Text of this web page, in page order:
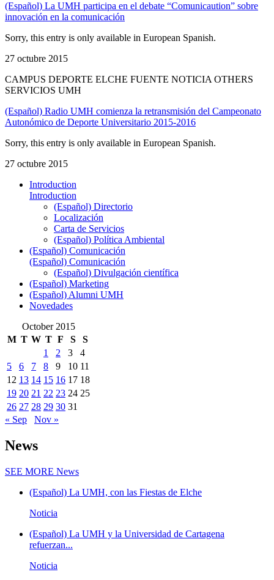
(Español) La UMH participa en el debate “Comunicaution” sobre
innovación en la comunicación
Sorry, this entry is only available in European Spanish.
27 octubre 2015
CAMPUS DEPORTE ELCHE FUENTE NOTICIA OTHERS
SERVICIOS UMH
(Español) Radio UMH comienza la retransmisión del Campeonato
Autonómico de Deporte Universitario 2015-2016
Sorry, this entry is only available in European Spanish.
27 octubre 2015
Introduction
Introduction
(Español) Directorio
Localización
Carta de Servicios
(Español) Política Ambiental
(Español) Comunicación
(Español) Comunicación
(Español) Divulgación científica
(Español) Marketing
(Español) Alumni UMH
Novedades
October 2015
M T W T F S
S
1
2 3
4
5
6 7 8 9 10 11
12 13 14 15 16 17 18
19 20 21 22 23 24 25
26 27 28 29 30 31
« Sep
Nov »
News
SEE MORE News
(Español) La UMH, con las Fiestas de Elche
Noticia
(Español) La UMH y la Universidad de Cartagena
refuerzan...
Noticia